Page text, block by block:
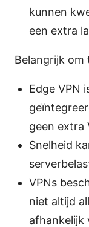
kunnen
een extra
Belangrijk om
Edge VPN
geen extra
Snelheid
VPNs
niet altijd
afhankelijk